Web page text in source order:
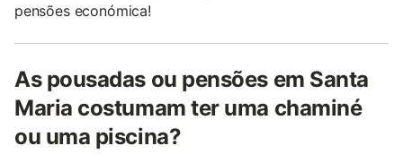
pensões económica!
As pousadas ou pensões em Santa
Maria costumam ter uma chaminé
ou uma piscina?